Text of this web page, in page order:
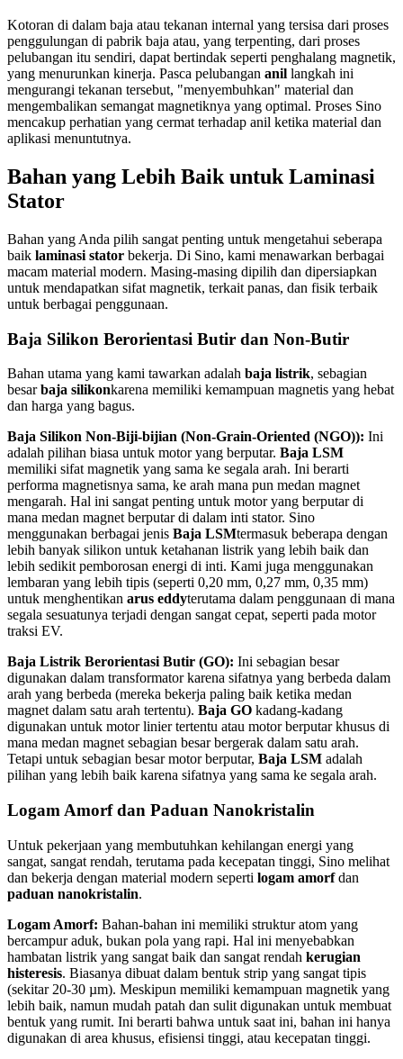
Kotoran di dalam baja atau tekanan internal yang tersisa dari proses
penggulungan di pabrik baja atau, yang terpenting, dari proses
pelubangan itu sendiri, dapat bertindak seperti penghalang magnetik,
yang menurunkan kinerja. Pasca pelubangan anil langkah ini
mengurangi tekanan tersebut, "menyembuhkan" material dan
mengembalikan semangat magnetiknya yang optimal. Proses Sino
mencakup perhatian yang cermat terhadap anil ketika material dan
aplikasi menuntutnya.
Bahan yang Lebih Baik untuk Laminasi
Stator
Bahan yang Anda pilih sangat penting untuk mengetahui seberapa
baik laminasi stator bekerja. Di Sino, kami menawarkan berbagai
macam material modern. Masing-masing dipilih dan dipersiapkan
untuk mendapatkan sifat magnetik, terkait panas, dan fisik terbaik
untuk berbagai penggunaan.
Baja Silikon Berorientasi Butir dan Non-Butir
Bahan utama yang kami tawarkan adalah baja listrik, sebagian
besarbaja silikonkarena memiliki kemampuan magnetis yang hebat
dan harga yang bagus.
Baja Silikon Non-Biji-bijian (Non-Grain-Oriented (NGO)): Ini
adalah pilihan biasa untuk motor yang berputar. Baja LSM
memiliki sifat magnetik yang sama ke segala arah. Ini berarti
performa magnetisnya sama, ke arah mana pun medan magnet
mengarah. Hal ini sangat penting untuk motor yang berputar di
mana medan magnet berputar di dalam inti stator. Sino
menggunakan berbagai jenis Baja LSMtermasuk beberapa dengan
lebih banyak silikon untuk ketahanan listrik yang lebih baik dan
lebih sedikit pemborosan energi di inti. Kami juga menggunakan
lembaran yang lebih tipis (seperti 0,20 mm, 0,27 mm, 0,35 mm)
untuk menghentikan arus eddyterutama dalam penggunaan di mana
segala sesuatunya terjadi dengan sangat cepat, seperti pada motor
traksi EV.
Baja Listrik Berorientasi Butir (GO): Ini sebagian besar
digunakan dalam transformator karena sifatnya yang berbeda dalam
arah yang berbeda (mereka bekerja paling baik ketika medan
magnet dalam satu arah tertentu). Baja GO kadang-kadang
digunakan untuk motor linier tertentu atau motor berputar khusus di
mana medan magnet sebagian besar bergerak dalam satu arah.
Tetapi untuk sebagian besar motor berputar, Baja LSM adalah
pilihan yang lebih baik karena sifatnya yang sama ke segala arah.
Logam Amorf dan Paduan Nanokristalin
Untuk pekerjaan yang membutuhkan kehilangan energi yang
sangat, sangat rendah, terutama pada kecepatan tinggi, Sino melihat
dan bekerja dengan material modern seperti logam amorfdan
paduan nanokristalin.
Logam Amorf: Bahan-bahan ini memiliki struktur atom yang
bercampur aduk, bukan pola yang rapi. Hal ini menyebabkan
hambatan listrik yang sangat baik dan sangat rendah kerugian
histeresis. Biasanya dibuat dalam bentuk strip yang sangat tipis
(sekitar 20-30 µm). Meskipun memiliki kemampuan magnetik yang
lebih baik, namun mudah patah dan sulit digunakan untuk membuat
bentuk yang rumit. Ini berarti bahwa untuk saat ini, bahan ini hanya
digunakan di area khusus, efisiensi tinggi, atau kecepatan tinggi.